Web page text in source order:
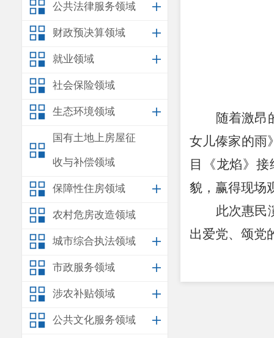
公共法律服务领域
财政预决算领域
就业领域
社会保险领域
生态环境领域
国有土地上房屋征
收与补偿领域
保障性住房领域
农村危房改造领域
城市综合执法领域
市政服务领域
涉农补贴领域
公共文化服务领域
随着激昂
女儿傣家的雨
目《龙焰》
貌，赢得现场
此次惠民
出爱党、颂党